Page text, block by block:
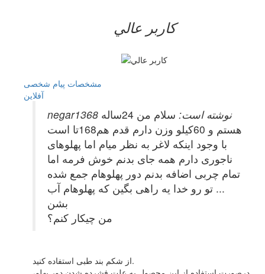
کاربر عالي
مشخصات پیام شخصی
آفلاين
negar1368 نوشته است:
سلام من 24ساله
هستم و 60کیلو وزن دارم قدم هم168تا است
با وجود اینکه لاغر به نظر میام اما پهلوهای
ناجوری دارم همه جای بدنم خوش فرمه اما
تمام چربی اضافه بدنم دور پهلوهام جمع شده
... تو رو خدا یه راهی بگین که پهلوهام آب
بشن
من چیکار کنم؟
از شکم بند طبی استفاده کنید.